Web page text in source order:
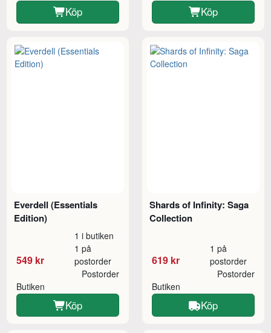
Köp Köp
Everdell (Essentials
Edition)
549 kr
1 i butiken
1 på
postorder
Butiken
Postorder
Köp
Shards of Infinity: Saga
Collection
619 kr
1 på
postorder
Butiken
Postorder
Köp